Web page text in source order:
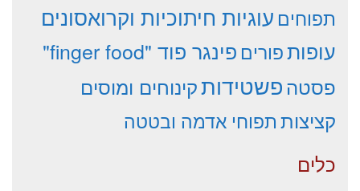
תפוחים עוגיות חיתוכיות וקרואסונים
עופותפורים פינגר פוד "finger food"
פסטהפשטידותקינוחים ומוסים
קציצותתפוחי אדמה ובטטה
כלים